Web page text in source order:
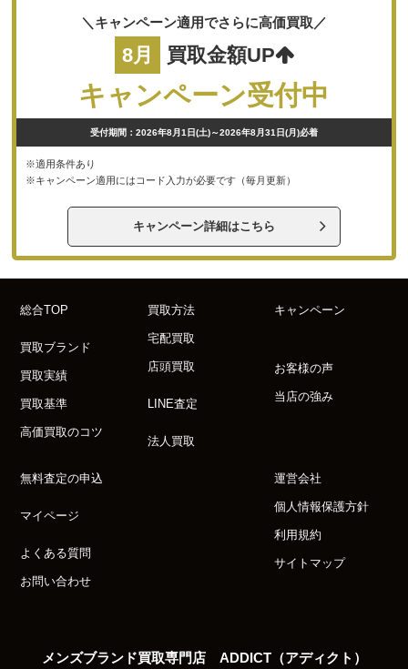
＼キャンペーン適用でさらに高価買取／
8月 買取金額UP
キャンペーン受付中
受付期間：2026年8月1日(土)～2026年8月31日(月)必着
※適用条件あり
※キャンペーン適用にはコード入力が必要です（毎月更新）
キャンペーン詳細はこちら
総合TOP
買取ブランド
買取実績
買取基準
高価買取のコツ
買取方法
宅配買取
店頭買取
LINE査定
法人買取
キャンペーン
お客様の声
当店の強み
無料査定の申込
マイページ
よくある質問
お問い合わせ
運営会社
個人情報保護方針
利用規約
サイトマップ
メンズブランド買取専門店 ADDICT（アディクト）